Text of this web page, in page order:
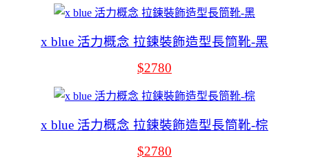
x blue 活力概念 拉鍊裝飾造型長筒靴-黑
$2780
x blue 活力概念 拉鍊裝飾造型長筒靴-棕
$2780